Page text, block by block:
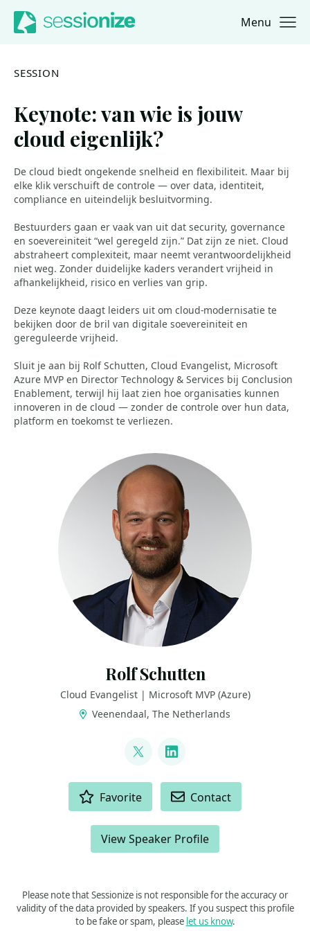
Jump to navigation
Jump to content Menu
SESSION
Keynote: van wie is jouw
cloud eigenlijk?
De cloud biedt ongekende snelheid en flexibiliteit. Maar bij
elke klik verschuift de controle — over data, identiteit,
compliance en uiteindelijk besluitvorming.
Bestuurders gaan er vaak van uit dat security, governance
en soevereiniteit “wel geregeld zijn.” Dat zijn ze niet. Cloud
abstraheert complexiteit, maar neemt verantwoordelijkheid
niet weg. Zonder duidelijke kaders verandert vrijheid in
afhankelijkheid, risico en verlies van grip.
Deze keynote daagt leiders uit om cloud-modernisatie te
bekijken door de bril van digitale soevereiniteit en
gereguleerde vrijheid.
Sluit je aan bij Rolf Schutten, Cloud Evangelist, Microsoft
Azure MVP en Director Technology & Services bij Conclusion
Enablement, terwijl hij laat zien hoe organisaties kunnen
innoveren in de cloud — zonder de controle over hun data,
platform en toekomst te verliezen.
Rolf Schutten
Cloud Evangelist | Microsoft MVP (Azure)
Veenendaal, The Netherlands
@rolf_schutten
LinkedIn
Favorite Contact
View Speaker Profile
Please note that Sessionize is not responsible for the accuracy or
validity of the data provided by speakers. If you suspect this profile
to be fake or spam, please let us know.